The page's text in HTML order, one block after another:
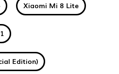
Xiaomi Mi 8 Lite
Edition)